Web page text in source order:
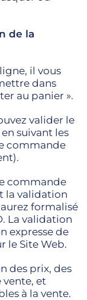
de la
il vous
dans
au panier ».
valider le
suivant les
commande
commande
la validation
formalisé
La validation
expresse de
le Site Web.
des prix, des
vente, et
à la vente.